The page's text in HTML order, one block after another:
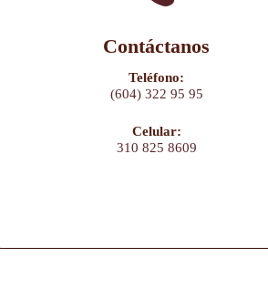
Contáctanos
Teléfono:
(604) 322 95 95
Celular:
310 825 8609